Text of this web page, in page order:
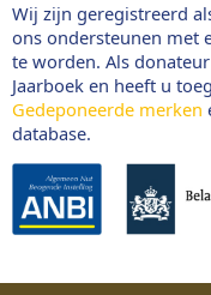
Wij zijn geregistreerd
ons ondersteunen met
te worden. Als
Jaarboek en heeft u
Gedeponeerde merken
database.